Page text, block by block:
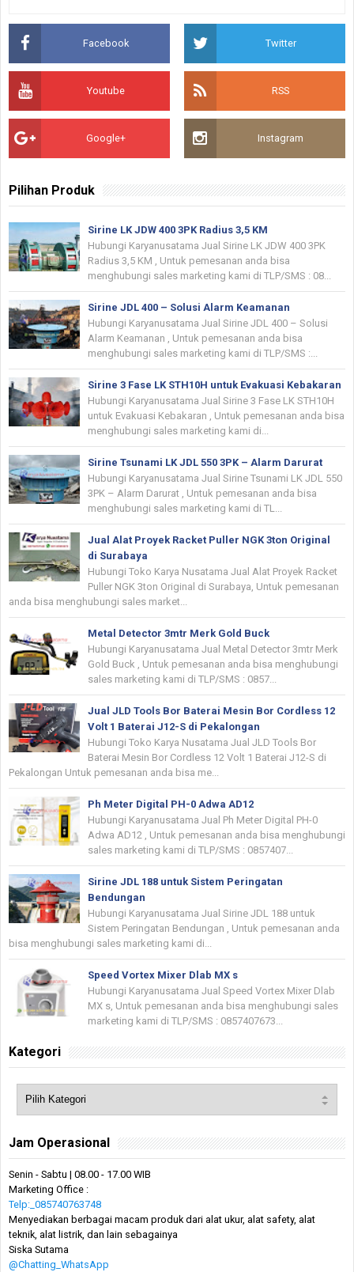
Facebook Twitter
Youtube RSS
Google+ Instagram
Pilihan Produk
Sirine LK JDW 400 3PK Radius 3,5 KM
Hubungi Karyanusatama Jual Sirine LK JDW 400 3PK
Radius 3,5 KM , Untuk pemesanan anda bisa
menghubungi sales marketing kami di TLP/SMS : 08...
Sirine JDL 400 – Solusi Alarm Keamanan
Hubungi Karyanusatama Jual Sirine JDL 400 – Solusi
Alarm Keamanan , Untuk pemesanan anda bisa
menghubungi sales marketing kami di TLP/SMS :...
Sirine 3 Fase LK STH10H untuk Evakuasi Kebakaran
Hubungi Karyanusatama Jual Sirine 3 Fase LK STH10H
untuk Evakuasi Kebakaran , Untuk pemesanan anda bisa
menghubungi sales marketing kami di...
Sirine Tsunami LK JDL 550 3PK – Alarm Darurat
Hubungi Karyanusatama Jual Sirine Tsunami LK JDL 550
3PK – Alarm Darurat , Untuk pemesanan anda bisa
menghubungi sales marketing kami di TL...
Jual Alat Proyek Racket Puller NGK 3ton Original
di Surabaya
Hubungi Toko Karya Nusatama Jual Alat Proyek Racket
Puller NGK 3ton Original di Surabaya, Untuk pemesanan
anda bisa menghubungi sales market...
Metal Detector 3mtr Merk Gold Buck
Hubungi Karyanusatama Jual Metal Detector 3mtr Merk
Gold Buck , Untuk pemesanan anda bisa menghubungi
sales marketing kami di TLP/SMS : 0857...
Jual JLD Tools Bor Baterai Mesin Bor Cordless 12
Volt 1 Baterai J12-S di Pekalongan
Hubungi Toko Karya Nusatama Jual JLD Tools Bor
Baterai Mesin Bor Cordless 12 Volt 1 Baterai J12-S di
Pekalongan Untuk pemesanan anda bisa me...
Ph Meter Digital PH-0 Adwa AD12
Hubungi Karyanusatama Jual Ph Meter Digital PH-0
Adwa AD12 , Untuk pemesanan anda bisa menghubungi
sales marketing kami di TLP/SMS : 0857407...
Sirine JDL 188 untuk Sistem Peringatan
Bendungan
Hubungi Karyanusatama Jual Sirine JDL 188 untuk
Sistem Peringatan Bendungan , Untuk pemesanan anda
bisa menghubungi sales marketing kami di...
Speed Vortex Mixer Dlab MX s
Hubungi Karyanusatama Jual Speed Vortex Mixer Dlab
MX s, Untuk pemesanan anda bisa menghubungi sales
marketing kami di TLP/SMS : 0857407673...
Kategori
Jam Operasional
Senin - Sabtu | 08.00 - 17.00 WIB
Marketing Office :
Telp:_085740763748
Menyediakan berbagai macam produk dari alat ukur, alat safety, alat
teknik, alat listrik, dan lain sebagainya
Siska Sutama
@Chatting_WhatsApp